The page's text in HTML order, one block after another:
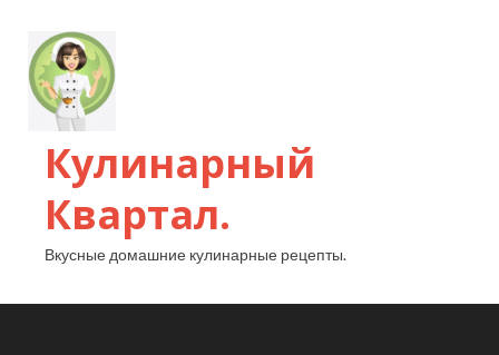
Кулинарный
Квартал.
Вкусные домашние кулинарные рецепты.